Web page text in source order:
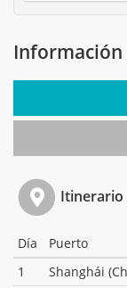
Itinerario
Día Puerto
1
Shanghái